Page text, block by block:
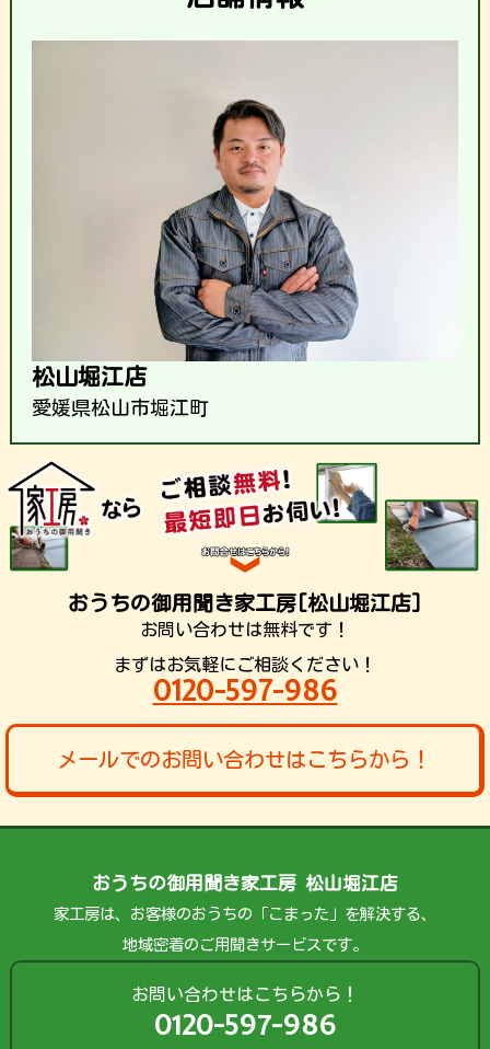
松山堀江店
愛媛県松山市堀江町
おうちの御用聞き家工房[松山堀江店]
お問い合わせは無料です！
まずはお気軽にご相談ください！
0120-597-986
メールでのお問い合わせはこちらから！
おうちの御用聞き家工房 松山堀江店
家工房は、お客様のおうちの「こまった」を解決する、
地域密着のご用聞きサービスです。
お問い合わせはこちらから！
0120-597-986